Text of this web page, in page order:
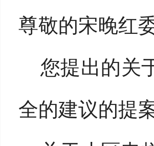
尊敬的宋晚红
您提出的关
全的建议的提